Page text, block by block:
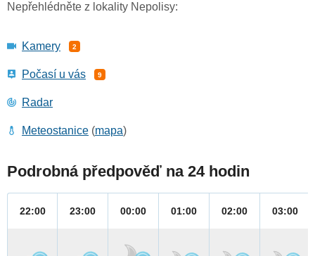
Nepřehlédněte z lokality Nepolisy:
Kamery 2
Počasí u vás 9
Radar
Meteostanice (mapa)
Podrobná předpověď na 24 hodin
22:00 23:00 00:00 01:00 02:00 03:00